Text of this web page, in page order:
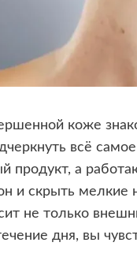
коже
всё
продукт, а
и скрыть мелкие
не только
дня, вы